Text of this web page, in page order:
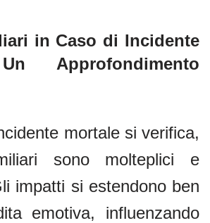
in Caso di Incidente
Approfondimento
mortale si verifica,
sono molteplici e
impatti si estendono ben
emotiva, influenzando